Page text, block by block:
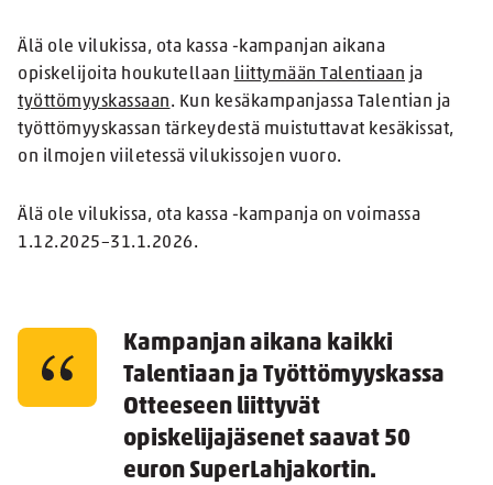
Älä ole vilukissa, ota kassa -kampanjan aikana
opiskelijoita houkutellaan liittymään Talentiaan ja
työttömyyskassaan. Kun kesäkampanjassa Talentian ja
työttömyyskassan tärkeydestä muistuttavat kesäkissat,
on ilmojen viiletessä vilukissojen vuoro.
Älä ole vilukissa, ota kassa -kampanja on voimassa
1.12.2025–31.1.2026.
Kampanjan aikana kaikki
Talentiaan ja Työttömyyskassa
Otteeseen liittyvät
opiskelijajäsenet saavat 50
euron SuperLahjakortin.